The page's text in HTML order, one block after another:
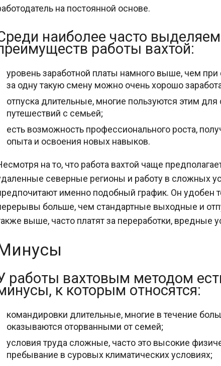
на постоянной основе.
наиболее часто
работы вахтой:
уровень заработной платы намного выше, чем
за одну такую смену можно очень хорошо
отпуска длительные, многие пользуются этим для
путешествий с семьей;
есть возможность профессионального роста,
опыта и освоения новых навыков.
на то, что работа вахтой чаще
северные регионы и работу в сложных
именно подобный график. Он удобен
больше, чем стандартные выходные и
выше, часто платят за переработки, вредные
работы вахтовым методом
к которым относятся:
командировки длительные, многие в течение
оказываются оторванными от семей;
условия труда сложные, часто это высокие
пребывание в суровых климатических условиях;